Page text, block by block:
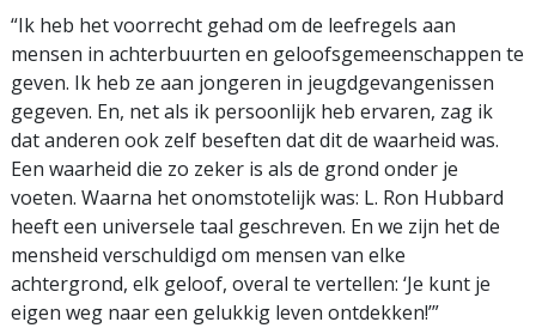
“Ik heb het voorrecht gehad om de leefregels aan
mensen in achterbuurten en geloofs­gemeenschappen te
geven. Ik heb ze aan jongeren in jeugdgevangenissen
gegeven. En, net als ik persoonlijk heb ervaren, zag ik
dat anderen ook zelf beseften dat dit de waarheid was.
Een waarheid die zo zeker is als de grond onder je
voeten. Waarna het onomstotelijk was: L. Ron Hubbard
heeft een universele taal geschreven. En we zijn het de
mensheid verschuldigd om mensen van elke
achtergrond, elk geloof, overal te vertellen: ‘Je kunt je
eigen weg naar een gelukkig leven ontdekken!’”